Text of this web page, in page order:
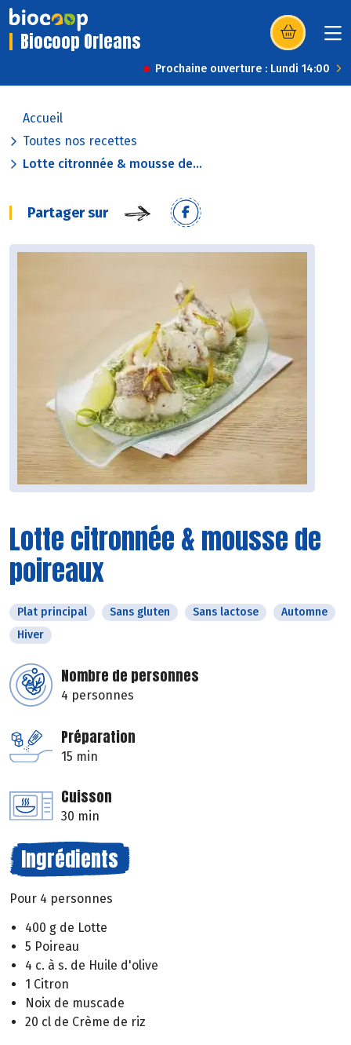
Biocoop Orleans (s’ouvre dans
Prochaine ouverture : Lundi 14:00
Accueil
Toutes nos recettes
Lotte citronnée & mousse de...
Partager sur
Lotte citronnée & mousse de
poireaux
Plat principal Sans gluten Sans lactose
Automne
Hiver
Nombre de personnes
4 personnes
Préparation
15 min
Cuisson
30 min
Ingrédients
Pour 4 personnes
400 g de Lotte
5 Poireau
4 c. à s. de Huile d'olive
1 Citron
Noix de muscade
20 cl de Crème de riz